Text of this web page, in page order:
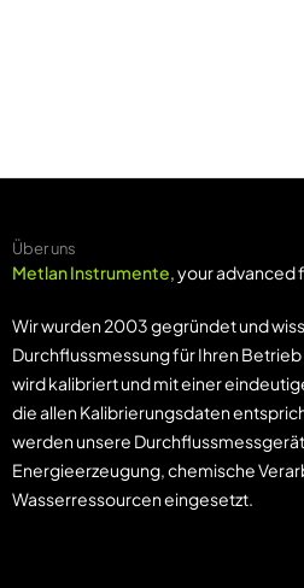
Über uns
Metlan Instrumente, your advanced
Wir wurden 2003 gegründet und
Durchflussmessung für Ihren
wird kalibriert und mit einer
die allen Kalibrierungsdaten
werden unsere
Energieerzeugung, chemische
Wasserressourcen eingesetzt.